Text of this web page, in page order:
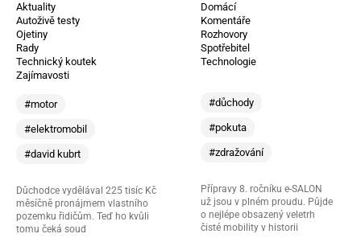
Aktuality
Autoživě testy
Ojetiny
Rady
Technický koutek
Zajímavosti
#motor
#elektromobil
#david kubrt
Důchodce vydělával 225 tisíc Kč
měsíčně pronájmem vlastního
pozemku řidičům. Teď ho kvůli
tomu čeká soud
Domácí
Komentáře
Rozhovory
Spotřebitel
Technologie
#důchody
#pokuta
#zdražování
Přípravy 8. ročníku e-SALON
už jsou v plném proudu. Půjde
o nejlépe obsazený veletrh
čisté mobility v historii